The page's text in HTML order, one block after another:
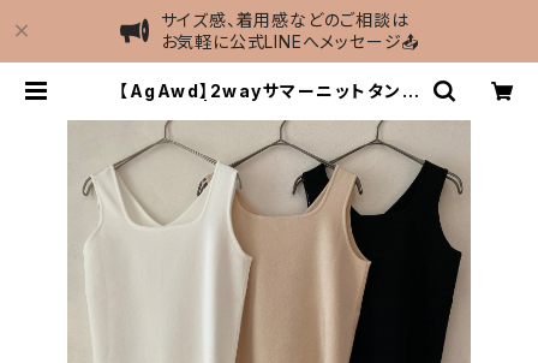
サイズ感、着用感などのご相談は
お気軽に公式LINEへメッセージ📤
【AgAwd】2wayサマーニットタンク